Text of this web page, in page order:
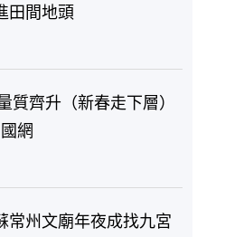
田間地頭
質齊升（新春走下層）
網
常州文廟年夜成找九宮